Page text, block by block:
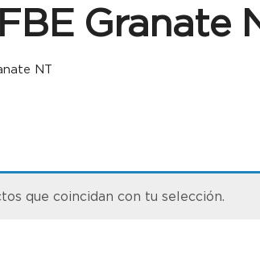
Granate
NT
que coincidan con tu selección.